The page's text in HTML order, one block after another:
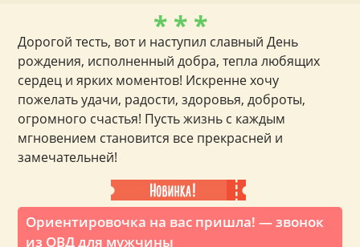
Ориентировочка на вас пришла! — звонок
из ОВД для мужчины
* * *
Дорогой тесть, вот и наступил славный День
рождения, исполненный добра, тепла любящих
сердец и ярких моментов! Искренне хочу
пожелать удачи, радости, здоровья, доброты,
огромного счастья! Пусть жизнь с каждым
мгновением становится все прекрасней и
замечательней!